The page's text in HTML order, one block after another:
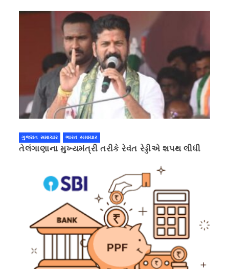
ગુજરાત સમાચાર ભારત સમાચાર
તેલંગાણાના મુખ્યમંત્રી તરીકે રેવંત રેડ્ડીએ શપથ લીધી